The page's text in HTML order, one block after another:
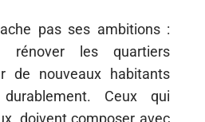
pas ses ambitions :
rénover les quartiers
de nouveaux habitants
Ceux qui
doivent composer avec